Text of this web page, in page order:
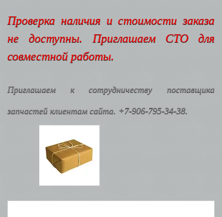
Проверка наличия и стоимости заказа
не доступны. Приглашаем СТО для
совместной работы.
Приглашаем к сотрудничеству поставщика
запчастей клиентам сайта. +7-906-795-34-38.